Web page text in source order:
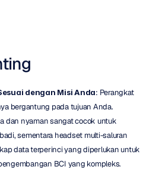
dengan Misi Anda: Perangkat
bergantung pada tujuan Anda.
dan nyaman sangat cocok untuk
sementara headset multi-saluran
data terperinci yang diperlukan untuk
BCI yang kompleks.